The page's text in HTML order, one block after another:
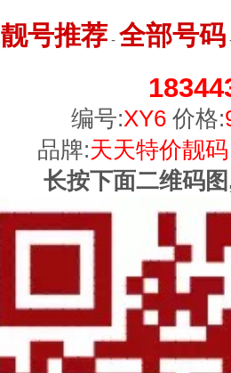
靓号推荐- 全部号码
编号:XY6价格:
品牌:天天特价靓码
长按下面二维码